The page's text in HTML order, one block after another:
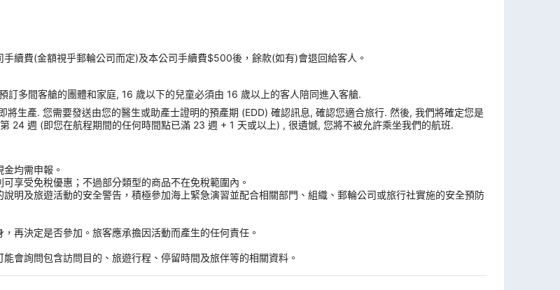
續費(金額視乎郵輪公司而定)及本公司手續費$500後，餘款(如有)會退回給客人。
多間客艙的團體和家庭, 16 歲以下的兒童必須由 16 歲以上的客人陪同進入客艙.
生產. 您需要發送由您的醫生或助產士證明的預產期 (EDD) 確認訊息, 確認您適合旅行. 然後, 我們將確定您是
24 週 (即您在航程期間的任何時間點已滿 23 週 + 1 天或以上) , 很遺憾, 您將不被允許乘坐我們的航班.
均需申報。
享受免稅優惠；不過部分類型的商品不在免稅範圍內。
明及旅遊活動的安全警告，積極參加海上緊急演習並配合相關部門、組織、郵輪公司或旅行社實施的安全預防
再決定是否參加。旅客應承擔因活動而產生的任何責任。
會詢問包含訪問目的、旅遊行程、停留時間及旅伴等的相關資料。